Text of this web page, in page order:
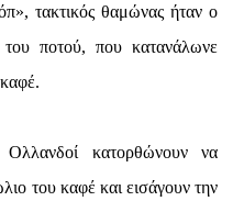
τακτικός θαμώνας ήταν ο
του ποτού, που κατανάλωνε
κατορθώνουν να
του καφέ και εισάγουν την